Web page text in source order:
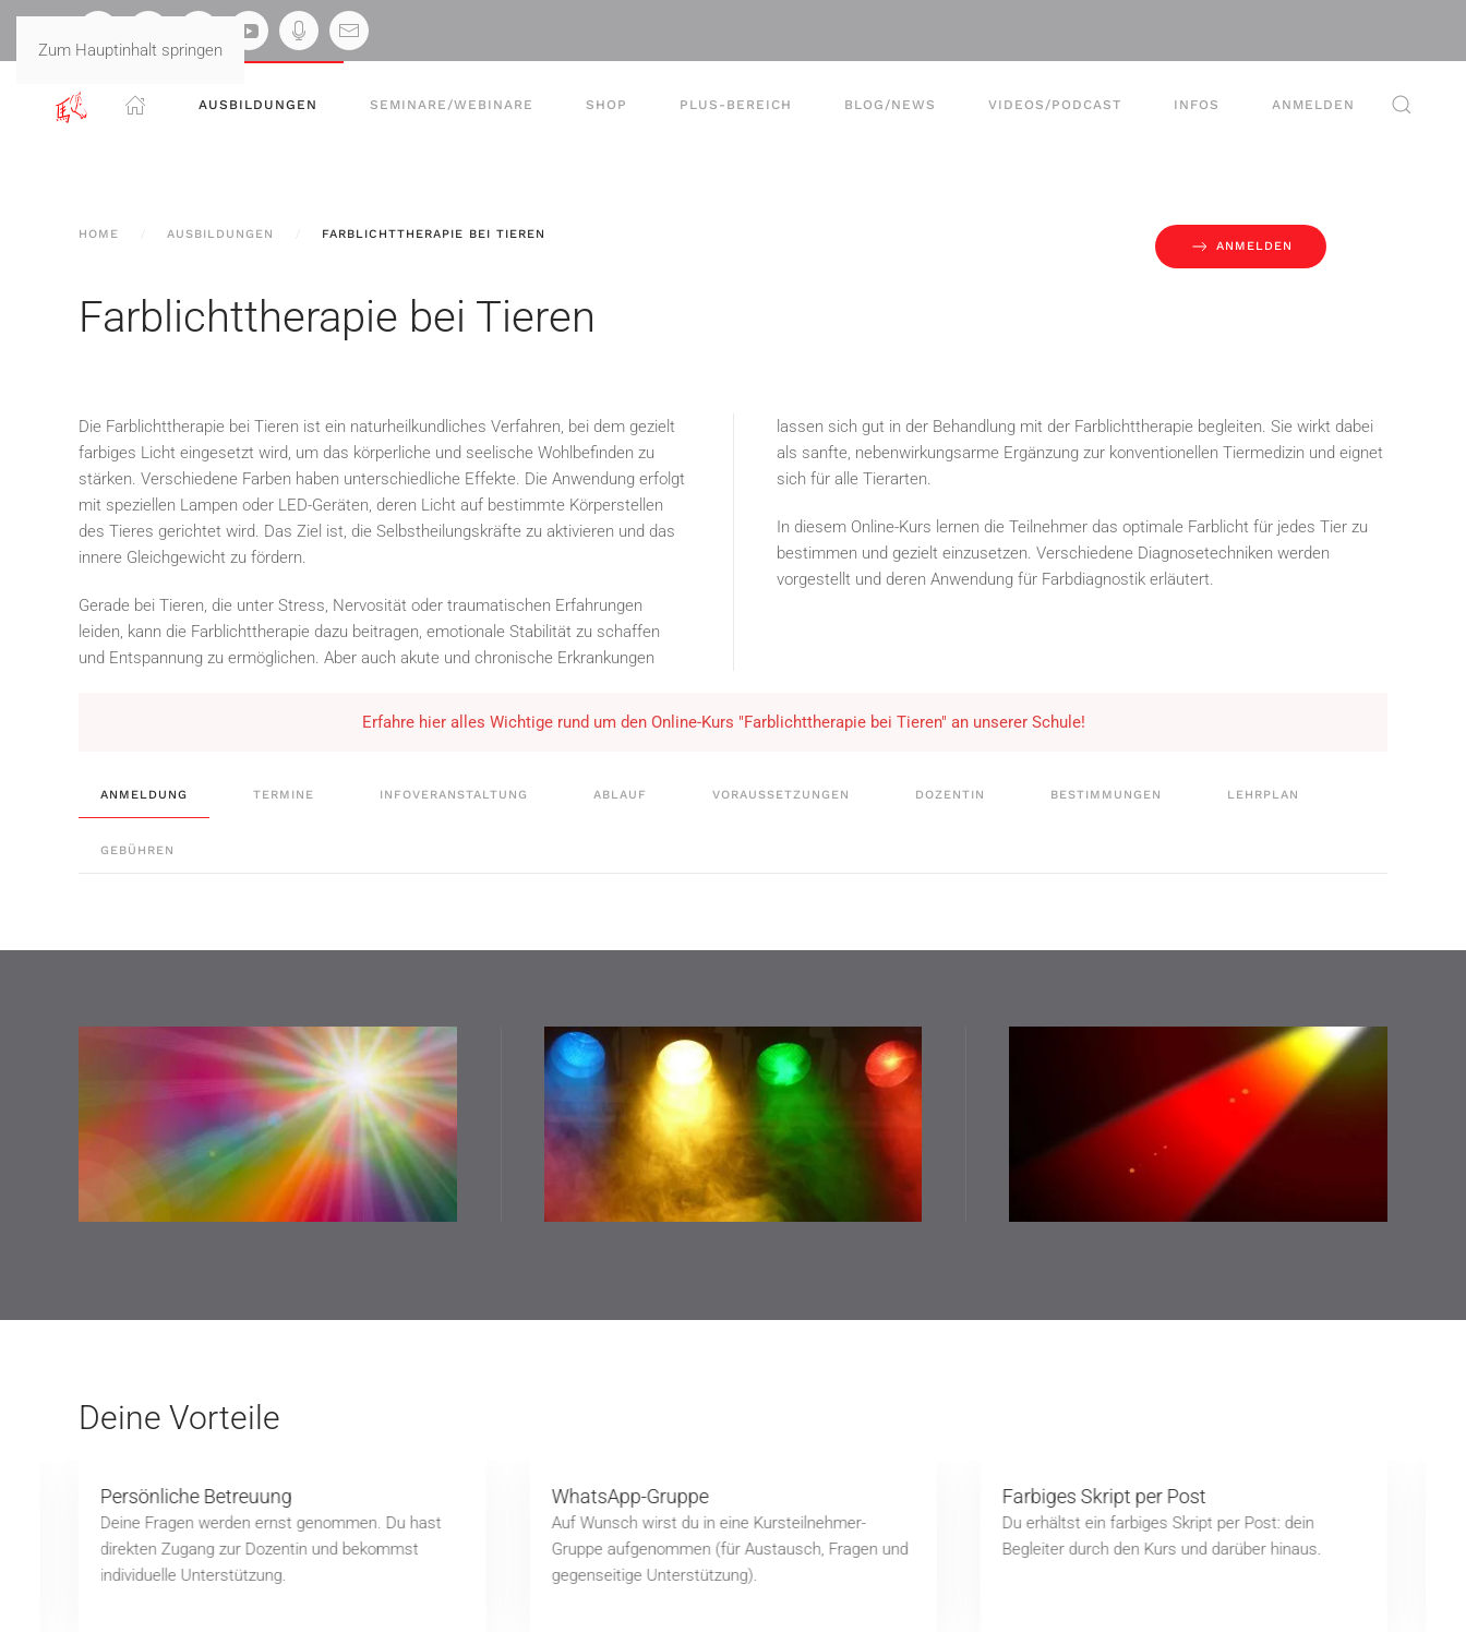
Zum Hauptinhalt springen
AUSBILDUNGEN SEMINARE/WEBINARE SHOP PLUS-BEREICH BLOG/NEWS VIDEOS/PODCAST INFOS ANMELDEN
HOME AUSBILDUNGEN FARBLICHTTHERAPIE BEI TIEREN
Farblichttherapie bei Tieren
ANMELDEN
Die Farblichttherapie bei Tieren ist ein naturheilkundliches Verfahren, bei dem gezielt
farbiges Licht eingesetzt wird, um das körperliche und seelische Wohlbefinden zu
stärken. Verschiedene Farben haben unterschiedliche Effekte. Die Anwendung erfolgt
mit speziellen Lampen oder LED-Geräten, deren Licht auf bestimmte Körperstellen
des Tieres gerichtet wird. Das Ziel ist, die Selbstheilungskräfte zu aktivieren und das
innere Gleichgewicht zu fördern.
Gerade bei Tieren, die unter Stress, Nervosität oder traumatischen Erfahrungen
leiden, kann die Farblichttherapie dazu beitragen, emotionale Stabilität zu schaffen
und Entspannung zu ermöglichen. Aber auch akute und chronische Erkrankungen
lassen sich gut in der Behandlung mit der Farblichttherapie begleiten. Sie wirkt dabei
als sanfte, nebenwirkungsarme Ergänzung zur konventionellen Tiermedizin und eignet
sich für alle Tierarten.
In diesem Online-Kurs lernen die Teilnehmer das optimale Farblicht für jedes Tier zu
bestimmen und gezielt einzusetzen. Verschiedene Diagnosetechniken werden
vorgestellt und deren Anwendung für Farbdiagnostik erläutert.
Erfahre hier alles Wichtige rund um den Online-Kurs "Farblichttherapie bei Tieren" an unserer Schule!
ANMELDUNG TERMINE INFOVERANSTALTUNG ABLAUF VORAUSSETZUNGEN DOZENTIN BESTIMMUNGEN LEHRPLAN
GEBÜHREN
Deine Vorteile
Persönliche Betreuung
Deine Fragen werden ernst genommen. Du hast
direkten Zugang zur Dozentin und bekommst
individuelle Unterstützung.
WhatsApp-Gruppe
Auf Wunsch wirst du in eine Kursteilnehmer-
Gruppe aufgenommen (für Austausch, Fragen und
gegenseitige Unterstützung).
Farbiges Skript per Post
Du erhältst ein farbiges Skript per Post: dein
Begleiter durch den Kurs und darüber hinaus.